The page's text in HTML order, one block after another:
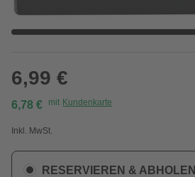
6,99 €
6,78 € mit Kundenkarte
Inkl. MwSt.
RESERVIEREN & ABHOLEN